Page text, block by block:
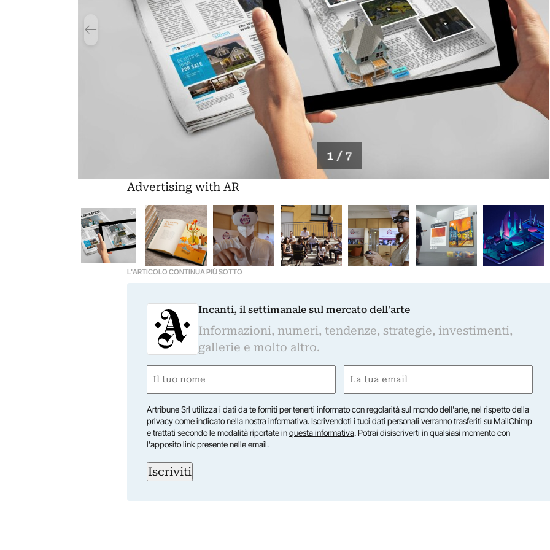
1 / 7
Advertising with AR
L'ARTICOLO CONTINUA PIÙ SOTTO
Incanti, il settimanale sul mercato dell'arte
Informazioni, numeri, tendenze, strategie, investimenti,
gallerie e molto altro.
Nome
Nome
Email
Artribune Srl utilizza i dati da te forniti per tenerti informato con regolarità sul mondo dell'arte, nel rispetto della
privacy come indicato nellanostra informativa. Iscrivendoti i tuoi dati personali verranno trasferiti su MailChimp
e trattati secondo le modalità riportate inquesta informativa. Potrai disiscriverti in qualsiasi momento con
l'apposito link presente nelle email.
Iscriviti